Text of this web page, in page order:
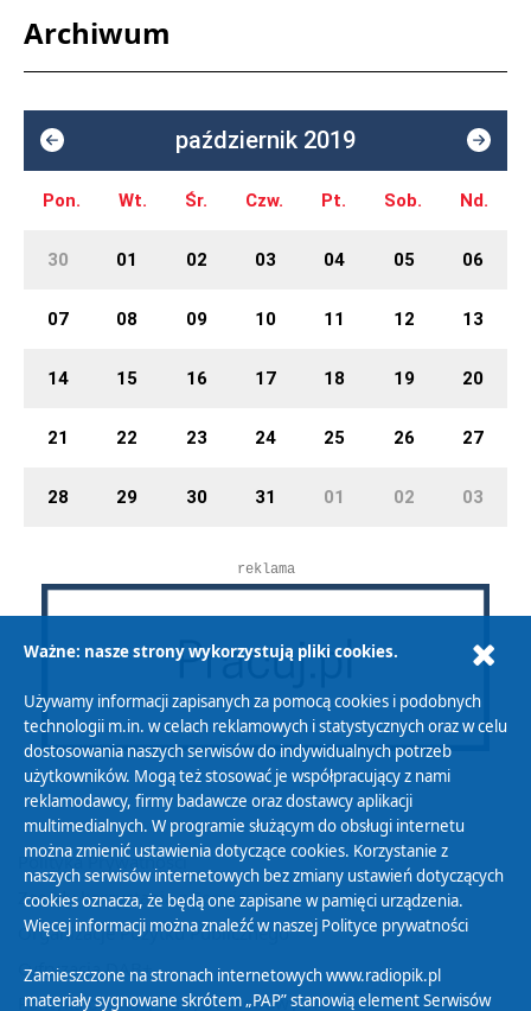
Archiwum
październik 2019
Pon. Wt. Śr. Czw. Pt. Sob. Nd.
30 01 02 03 04 05 06
07 08 09 10 11 12 13
14 15 16 17 18 19 20
21 22 23 24 25 26 27
28 29 30 31 01 02 03
reklama
Polityka Prywatności
Zasady korzystania z Serwisu
Organizacje Pożytku Publicznego
Cyfryzacja DAB+
Polityka ochrony danych osobowych
Ważne: nasze strony wykorzystują pliki cookies.
Używamy informacji zapisanych za pomocą cookies i podobnych
technologii m.in. w celach reklamowych i statystycznych oraz w celu
dostosowania naszych serwisów do indywidualnych potrzeb
użytkowników. Mogą też stosować je współpracujący z nami
reklamodawcy, firmy badawcze oraz dostawcy aplikacji
multimedialnych. W programie służącym do obsługi internetu
można zmienić ustawienia dotyczące cookies. Korzystanie z
naszych serwisów internetowych bez zmiany ustawień dotyczących
cookies oznacza, że będą one zapisane w pamięci urządzenia.
Więcej informacji można znaleźć w naszej Polityce prywatności
Zamieszczone na stronach internetowych www.radiopik.pl
materiały sygnowane skrótem „PAP” stanowią element Serwisów